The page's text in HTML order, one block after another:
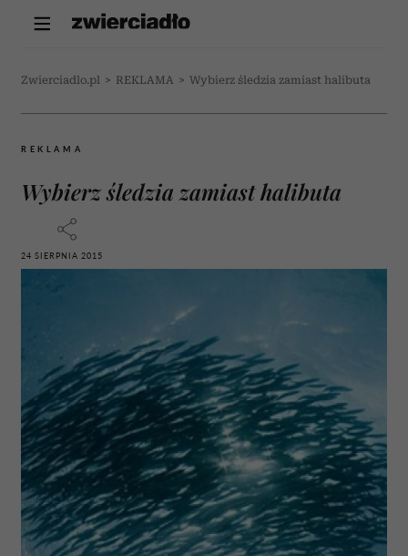
Zwierciadlo.pl > REKLAMA > Wybierz śledzia zamiast halibuta
REKLAMA
Wybierz śledzia zamiast halibuta
24 SIERPNIA 2015